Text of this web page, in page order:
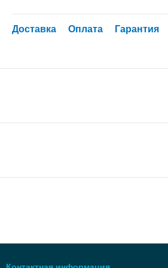
Доставка Оплата Гарантия